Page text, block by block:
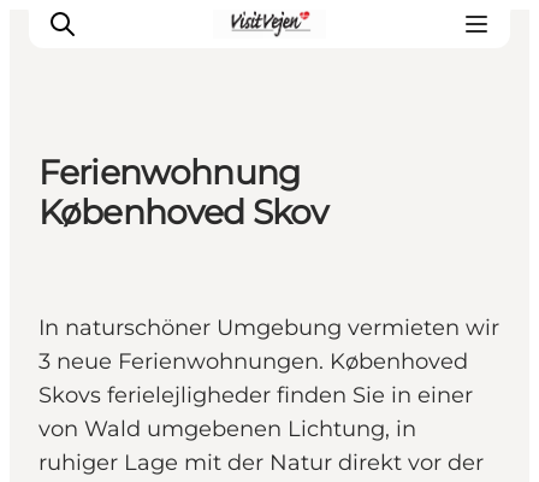
Restaurants
Events
Explore
Ferienwohnung
Københoved Skov
In naturschöner Umgebung vermieten wir
3 neue Ferienwohnungen. Københoved
Skovs ferielejligheder finden Sie in einer
von Wald umgebenen Lichtung, in
ruhiger Lage mit der Natur direkt vor der